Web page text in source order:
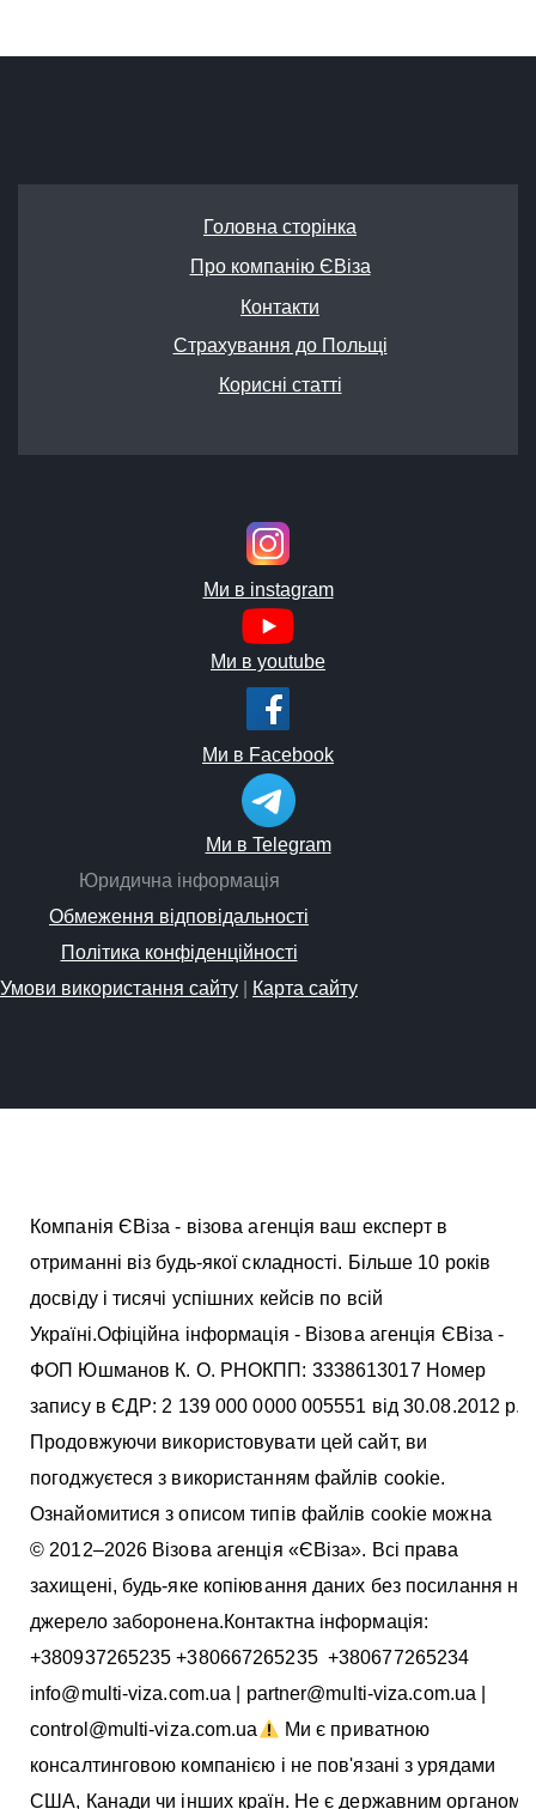
Головна сторінка
Про компанію ЄВіза
Контакти
Страхування до Польщі
Корисні статті
Ми в instagram
Ми в youtube
Ми в Facebook
Ми в Telegram
Юридична інформація
Обмеження відповідальності
Політика конфіденційності
Умови використання сайту
Карта сайту
Компанія ЄВіза - візова агенція ваш експерт в
отриманні віз будь-якої складності. Більше 10 років
досвіду і тисячі успішних кейсів по всій
Україні.Офіційна інформація - Візова агенція ЄВіза -
ФОП Юшманов К. О. РНОКПП: 3338613017 Номер
запису в ЄДР: 2 139 000 0000 005551 від 30.08.2012 р.
Продовжуючи використовувати цей сайт, ви
погоджуєтеся з використанням файлів cookie.
Ознайомитися з описом типів файлів cookie можна
© 2012–2026 Візова агенція «ЄВіза». Всі права
захищені, будь-яке копіювання даних без посилання на
джерело заборонена.Контактна інформація:
+380937265235 +380667265235 +380677265234
info@multi-viza.com.ua | partner@multi-viza.com.ua |
control@multi-viza.com.ua
Ми є приватною
консалтинговою компанією і не пов'язані з урядами
США, Канади чи інших країн. Не є державним органом.